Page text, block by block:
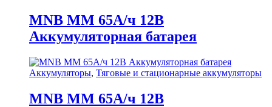
MNB MM 65А/ч 12В
Аккумуляторная батарея
Аккумуляторы, Тяговые и стационарные аккумуляторы
MNB MM 65А/ч 12В